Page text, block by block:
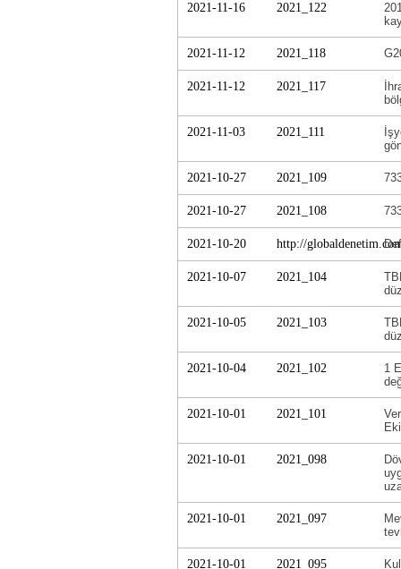
2021-11-16 2021_122
2021-11-12 2021_118
2021-11-12 2021_117
2021-11-03 2021_111
2021-10-27 2021_109
2021-10-27 2021_108
2021-10-20 http://
2021-10-07 2021_104
2021-10-05 2021_103
2021-10-04 2021_102
1
2021-10-01 2021_101
2021-10-01 2021_098
2021-10-01 2021_097
2021-10-01 2021_095